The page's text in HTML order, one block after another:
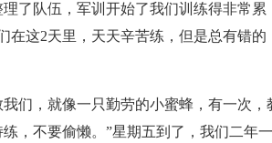
了队伍，军训开始了我们训练得非常
在这2天里，天天辛苦练，但是总有错
们，就像一只勤劳的小蜜蜂，有一次，
，不要偷懒。”星期五到了，我们二年